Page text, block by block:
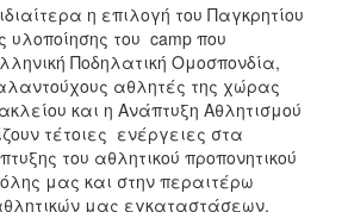
η επιλογή του Παγκρητίου
υλοποίησης του camp που
Ποδηλατική Ομοσπονδία,
αθλητές της χώρας
και η Ανάπτυξη Αθλητισμού
τέτοιες ενέργειες στα
του αθλητικού προπονητικού
μας και στην περαιτέρω
μας εγκαταστάσεων.